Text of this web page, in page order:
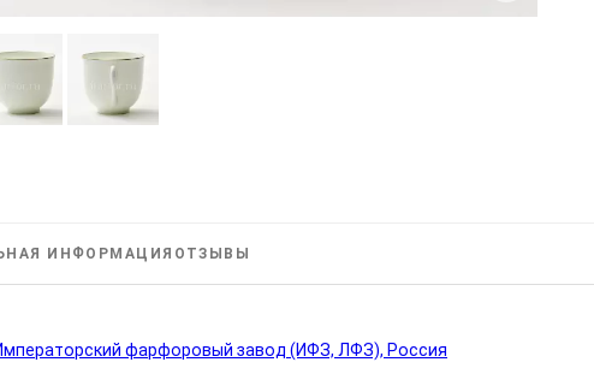
ИНФОРМАЦИЯ ОТЗЫВЫ
фарфоровый завод (ИФЗ, ЛФЗ), Россия